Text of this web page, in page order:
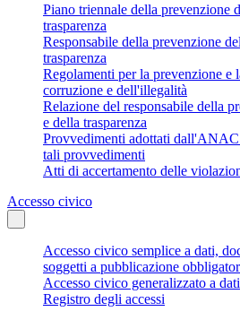
Piano triennale della prevenzione
trasparenza
Responsabile della prevenzione
trasparenza
Regolamenti per la prevenzione e
corruzione e dell'illegalità
Relazione del responsabile della
e della trasparenza
Provvedimenti adottati dall'ANAC
tali provvedimenti
Atti di accertamento delle
Accesso civico
Accesso civico semplice a dati,
soggetti a pubblicazione
Accesso civico generalizzato a
Registro degli accessi